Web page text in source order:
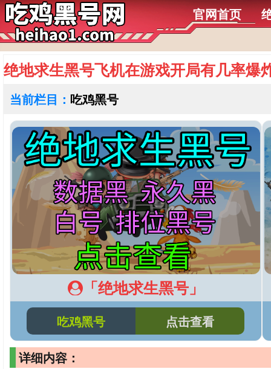
官网首页
绝地求生黑号飞机在游戏开局有几率爆
当前栏目： 吃鸡黑号
「绝地求生黑号」
吃鸡黑号 点击查看
详细内容：